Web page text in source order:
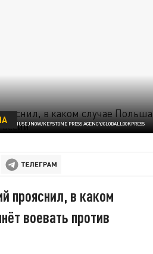
HUSEJNOW/KEYSTONE PRESS AGENCY/GLOBALLOOKPRESS
прояснил, в каком
воевать против